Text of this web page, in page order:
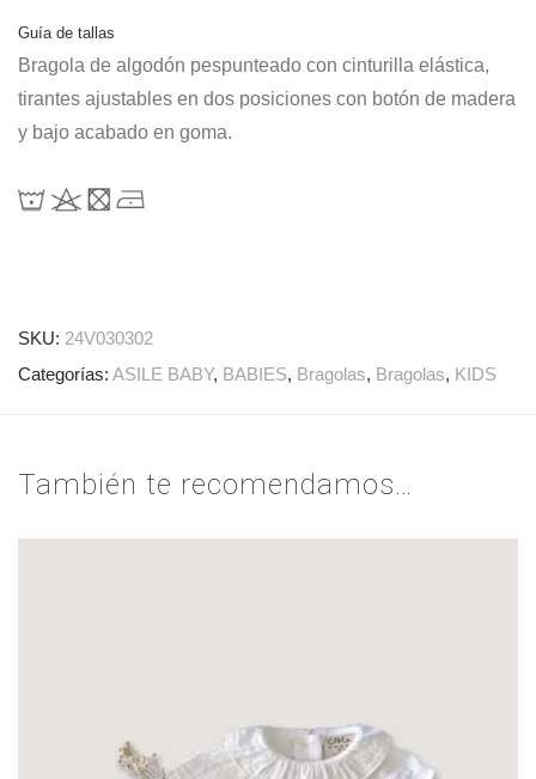
Guía de tallas
Bragola de algodón pespunteado con cinturilla elástica,
tirantes ajustables en dos posiciones con botón de madera
y bajo acabado en goma.
SKU: 24V030302
Categorías: ASILE BABY, BABIES, Bragolas, Bragolas, KIDS
También te recomendamos…